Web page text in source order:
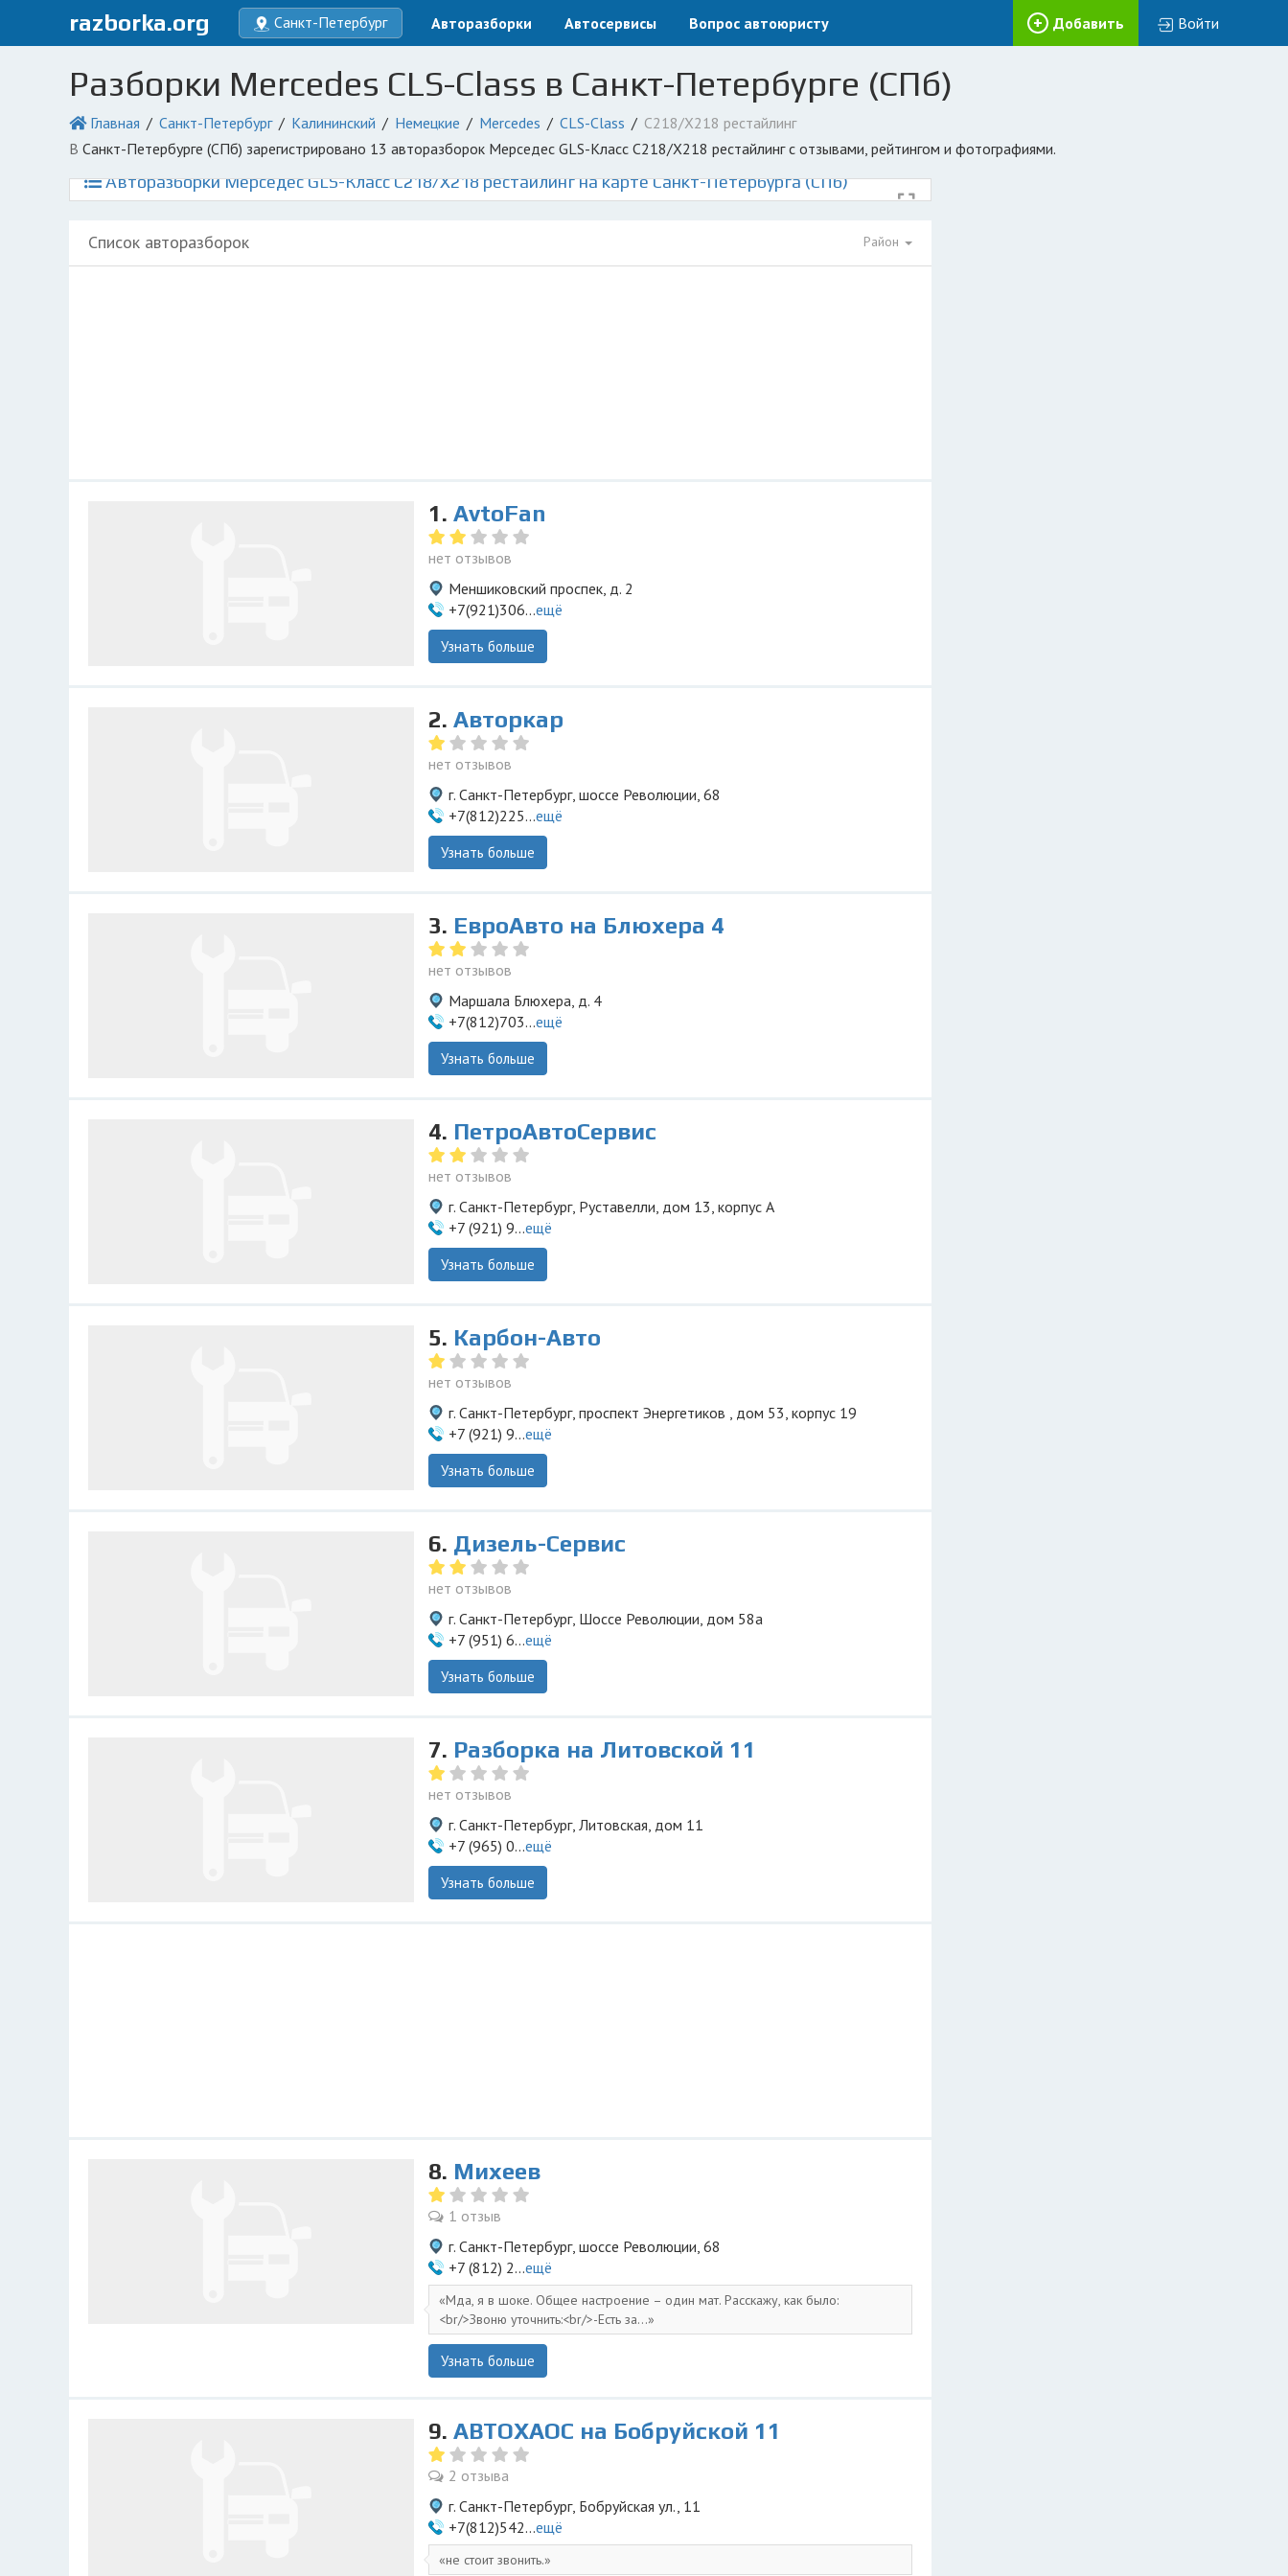
razborka.org Санкт-Петербург Авторазборки Автосервисы Вопрос автоюристу Добавить Войти
Разборки Mercedes CLS-Class в Санкт-Петербурге (СПб)
Главная Санкт-Петербург Калининский Немецкие Mercedes CLS-Class
C218/X218 рестайлинг
в Санкт-Петербурге (СПб) зарегистрировано 13 авторазборок Мерседес GLS-Класс C218/X218 рестайлинг с отзывами, рейтингом и фотографиями.
Авторазборки Мерседес GLS-Класс C218/X218 рестайлинг на карте Санкт-Петербурга (СПб)
Список авторазборок Район
1. AvtoFan
нет отзывов
Меншиковский проспек, д. 2
+7(921)306...ещё
Узнать больше
2. Авторкар
нет отзывов
г. Санкт-Петербург, шоссе Революции, 68
+7(812)225...ещё
Узнать больше
3. ЕвроАвто на Блюхера 4
нет отзывов
Маршала Блюхера, д. 4
+7(812)703...ещё
Узнать больше
4. ПетроАвтоСервис
нет отзывов
г. Санкт-Петербург, Руставелли, дом 13, корпус А
+7 (921) 9...ещё
Узнать больше
5. Карбон-Авто
нет отзывов
г. Санкт-Петербург, проспект Энергетиков , дом 53, корпус 19
+7 (921) 9...ещё
Узнать больше
6. Дизель-Сервис
нет отзывов
г. Санкт-Петербург, Шоссе Революции, дом 58а
+7 (951) 6...ещё
Узнать больше
7. Разборка на Литовской 11
нет отзывов
г. Санкт-Петербург, Литовская, дом 11
+7 (965) 0...ещё
Узнать больше
8. Михеев
1 отзыв
г. Санкт-Петербург, шоссе Революции, 68
+7 (812) 2...ещё
Мда, я в шоке. Общее настроение – один мат. Расскажу, как было:
<br/>Звоню уточнить:<br/>-Есть за...
Узнать больше
9. АВТОХАОС на Бобруйской 11
2 отзыва
г. Санкт-Петербург, Бобруйская ул., 11
+7(812)542...ещё
не стоит звонить.